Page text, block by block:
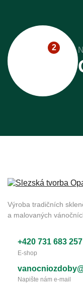
2
Výroba tradičních
a malovaných
+420 731 683 257
E-shop
Napište nám e-mail